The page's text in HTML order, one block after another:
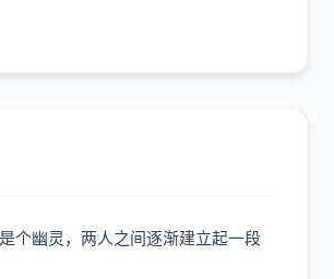
个幽灵，两人之间逐渐建立起一段